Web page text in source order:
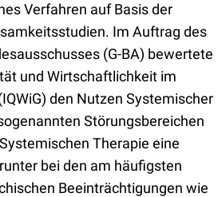
Verfahren auf Basis der
Im Auftrag des
(G-BA) bewertete
und Wirtschaftlichkeit im
den Nutzen Systemischer
Störungsbereichen
Therapie eine
bei den am häufigsten
Beeinträchtigungen wie